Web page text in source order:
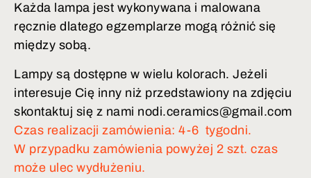
Każda lampa jest wykonywana i malowana
ręcznie dlatego egzemplarze mogą różnić się
między sobą.
Lampy są dostępne w wielu kolorach. Jeżeli
interesuje Cię inny niż przedstawiony na zdjęciu
skontaktuj się z nami nodi.ceramics@gmail.com
Czas realizacji zamówienia: 4-6 tygodni.
W przypadku zamówienia powyżej 2 szt. czas
może ulec wydłużeniu.